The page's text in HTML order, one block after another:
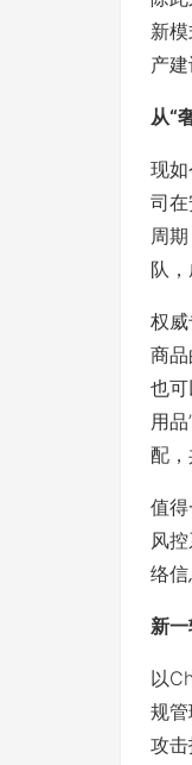
新
产
从“
现
司
周
队
权
商
也
用
配，
值
风
络
新
以
规
攻